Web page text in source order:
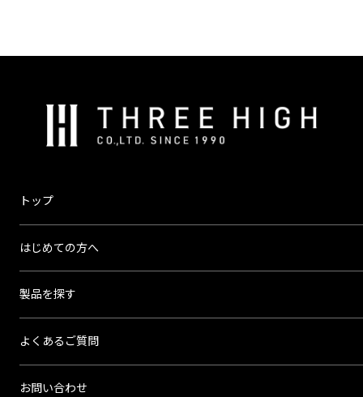
式
ス
ー
ハ
イ
トップ
はじめての方へ
製品を探す
よくあるご質問
お問い合わせ